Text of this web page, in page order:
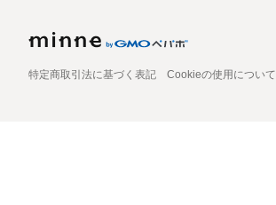
特定商取引法に基づく表記 Cookieの使用について